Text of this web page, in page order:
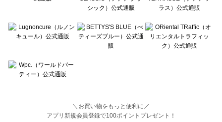
＼お買い物をもっと便利に／
アプリ新規会員登録で100ポイントプレゼント！